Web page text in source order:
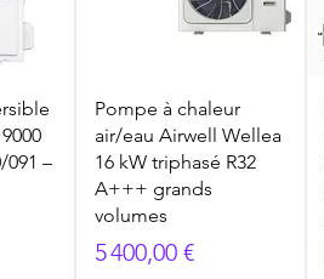
091 –
Pompe à chaleur
air/eau Airwell Wellea
16 kW triphasé R32
A+++ grands
volumes
Prix
5 400,00 €